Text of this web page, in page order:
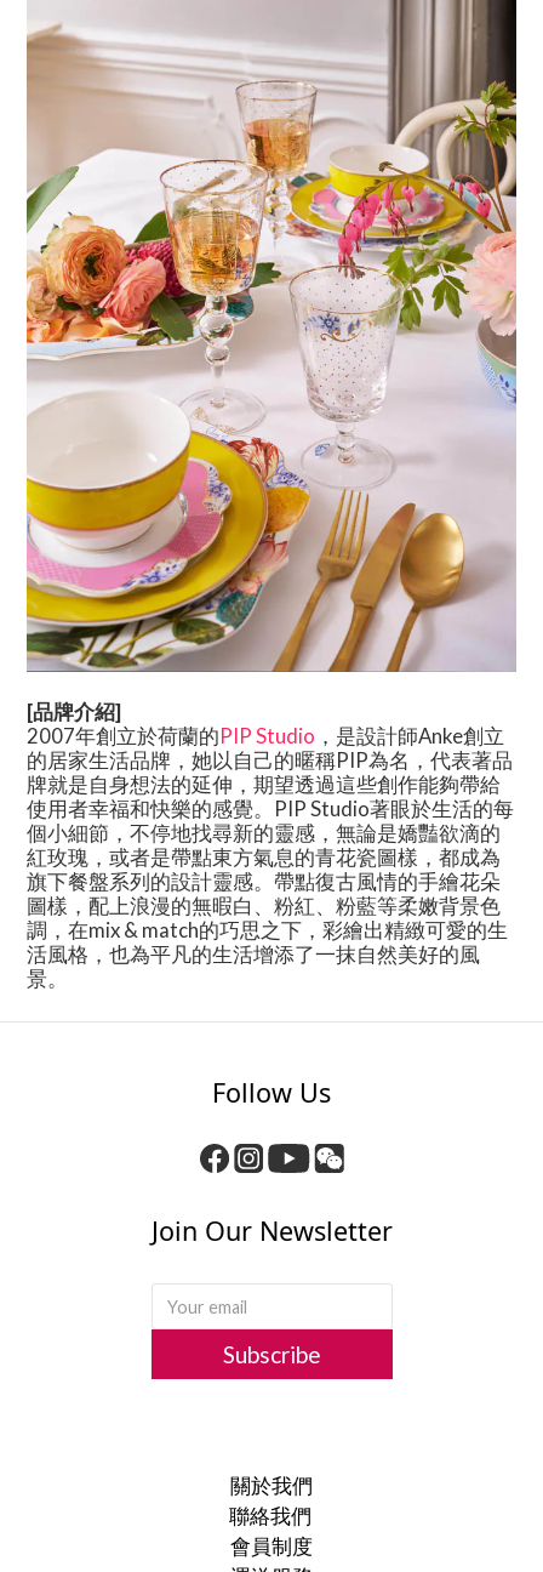
[品牌介紹]
2007年創立於荷蘭的PIP Studio ，是設計師Anke創立
的居家生活品牌，她以自己的暱稱PIP為名，代表著品
牌就是自身想法的延伸，期望透過這些創作能夠帶給
使用者幸福和快樂的感覺。PIP Studio著眼於生活的每
個小細節，不停地找尋新的靈感，無論是嬌豔欲滴的
紅玫瑰，或者是帶點東方氣息的青花瓷圖樣，都成為
旗下餐盤系列的設計靈感。帶點復古風情的手繪花朵
圖樣，配上浪漫的無暇白、粉紅、粉藍等柔嫩背景色
調，在mix & match的巧思之下，彩繪出精緻可愛的生
活風格，也為平凡的生活增添了一抹自然美好的風
景。
Follow Us
Join Our Newsletter
Subscribe
關於我們
聯絡我們
會員制度